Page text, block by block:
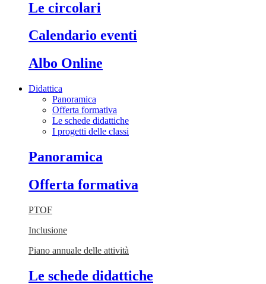
Le circolari
Calendario eventi
Albo Online
Didattica
Panoramica
Offerta formativa
Le schede didattiche
I progetti delle classi
Panoramica
Offerta formativa
PTOF
Inclusione
Piano annuale delle attività
Le schede didattiche